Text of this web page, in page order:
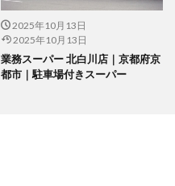
2025年10月13日
2025年10月13日
業務スーパー 北白川店｜京都府京
都市｜駐車場付きスーパー